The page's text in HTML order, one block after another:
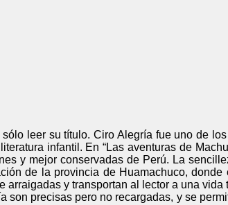
leer su título. Ciro Alegría fue uno de
infantil. En “Las aventuras de
y mejor conservadas de Perú. La
de la provincia de Huamachuco, donde
arraigadas y transportan al lector a una vida
son precisas pero no recargadas, y se